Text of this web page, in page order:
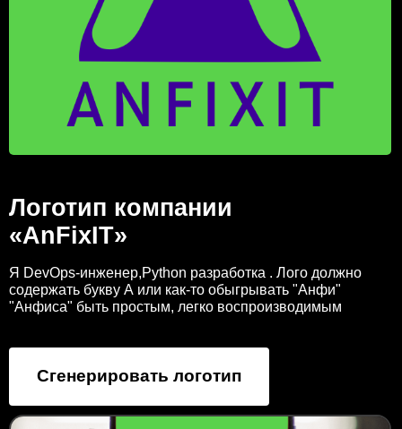
Логотип компании
«AnFixIT»
Я DevOps-инженер,Python разработка . Лого должно
содержать букву А или как-то обыгрывать "Анфи"
"Анфиса" быть простым, легко воспроизводимым
Сгенерировать логотип